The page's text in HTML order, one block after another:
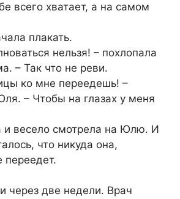
всего хватает, а на самом
плакать.
нельзя! – похлопала
– Так что не реви.
ко мне переедешь! –
– Чтобы на глазах у меня
весело смотрела на Юлю. И
что никуда она,
переедет.
через две недели. Врач